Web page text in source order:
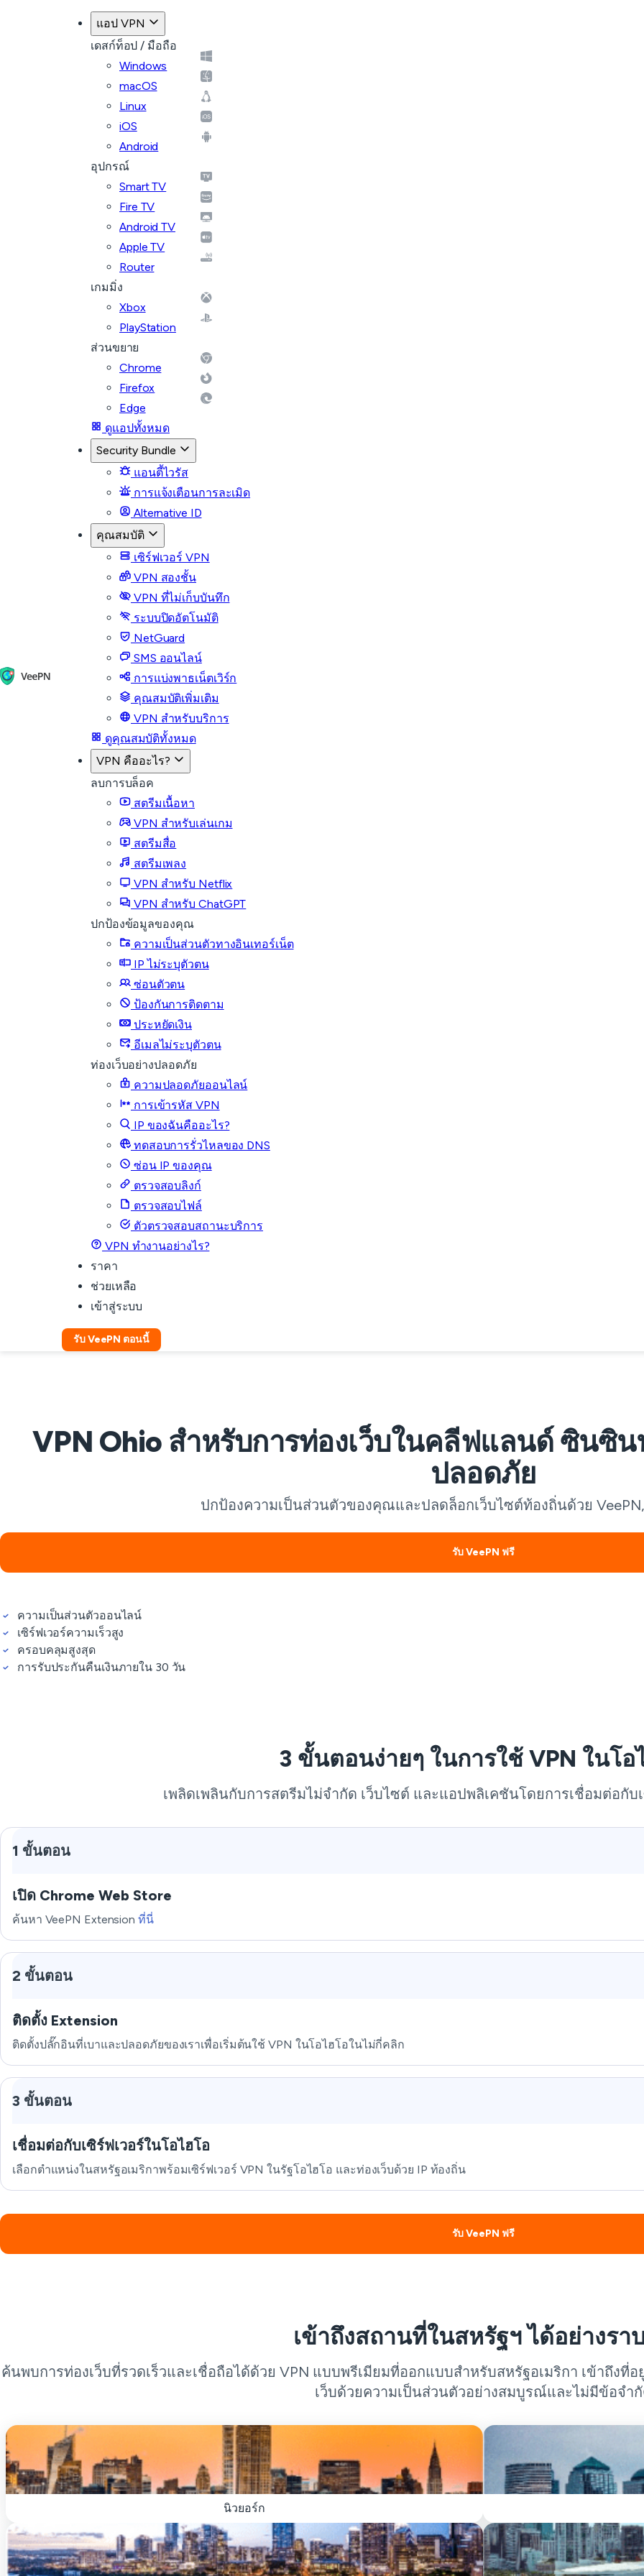
แอป VPN
เดสก์ท็อป / มือถือ
Windows
macOS
Linux
iOS
Android
อุปกรณ์
Smart TV
Fire TV
Android TV
Apple TV
Router
เกมมิ่ง
Xbox
PlayStation
ส่วนขยาย
Chrome
Firefox
Edge
ดูแอปทั้งหมด
Security Bundle
แอนตี้ไวรัส
การแจ้งเตือนการละเมิด
Alternative ID
คุณสมบัติ
เซิร์ฟเวอร์ VPN
VPN สองชั้น
VPN ที่ไม่เก็บบันทึก
ระบบปิดอัตโนมัติ
NetGuard
SMS ออนไลน์
การแบ่งพาธเน็ตเวิร์ก
คุณสมบัติเพิ่มเติม
VPN สำหรับบริการ
ดูคุณสมบัติทั้งหมด
VPN คืออะไร?
ลบการบล็อค
สตรีมเนื้อหา
VPN สำหรับเล่นเกม
สตรีมสื่อ
สตรีมเพลง
VPN สำหรับ Netflix
VPN สำหรับ ChatGPT
ปกป้องข้อมูลของคุณ
ความเป็นส่วนตัวทางอินเทอร์เน็ต
IP ไม่ระบุตัวตน
ซ่อนตัวตน
ป้องกันการติดตาม
ประหยัดเงิน
อีเมลไม่ระบุตัวตน
ท่องเว็บอย่างปลอดภัย
ความปลอดภัยออนไลน์
การเข้ารหัส VPN
IP ของฉันคืออะไร?
ทดสอบการรั่วไหลของ DNS
ซ่อน IP ของคุณ
ตรวจสอบลิงก์
ตรวจสอบไฟล์
ตัวตรวจสอบสถานะบริการ
VPN ทำงานอย่างไร?
ราคา
ช่วยเหลือ
เข้าสู่ระบบ
รับ VeePN ตอนนี้
VPN Ohio สำหรับการท่องเว็บในคลีฟแลนด์ ซินซิ
ปลอดภัย
ปกป้องความเป็นส่วนตัวของคุณและปลดล็อกเว็บไซต์ท้องถิ่นด้วย
รับ VeePN ฟรี
ความเป็นส่วนตัวออนไลน์
เซิร์ฟเวอร์ความเร็วสูง
ครอบคลุมสูงสุด
การรับประกันคืนเงินภายใน 30 วัน
3 ขั้นตอนง่ายๆ ในการใช้ VPN ในโอ
เพลิดเพลินกับการสตรีมไม่จำกัด เว็บไซต์ และแอปพลิเคชันโดยการเชื่อมต่อกับ
1 ขั้นตอน
เปิด Chrome Web Store
ค้นหา VeePN Extension ที่นี่
2 ขั้นตอน
ติดตั้ง Extension
ติดตั้งปลั๊กอินที่เบาและปลอดภัยของเราเพื่อเริ่มต้นใช้ VPN ในโอไฮโอในไม่กี่คลิก
3 ขั้นตอน
เชื่อมต่อกับเซิร์ฟเวอร์ในโอไฮโอ
เลือกตำแหน่งในสหรัฐอเมริกาพร้อมเซิร์ฟเวอร์ VPN ในรัฐโอไฮโอ และท่องเว็บด้วย IP ท้องถิ่น
รับ VeePN ฟรี
เข้าถึงสถานที่ในสหรัฐฯ ได้อย่างรา
ค้นพบการท่องเว็บที่รวดเร็วและเชื่อถือได้ด้วย VPN แบบพรีเมียมที่ออกแบบสำหรับสหรัฐอเมริกา เข้าถึงที่
เว็บด้วยความเป็นส่วนตัวอย่างสมบูรณ์และไม่มีข้อจำ
นิวยอร์ก